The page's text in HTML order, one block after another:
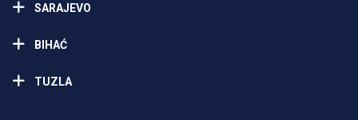
SARAJEVO
BIHAĆ
TUZLA